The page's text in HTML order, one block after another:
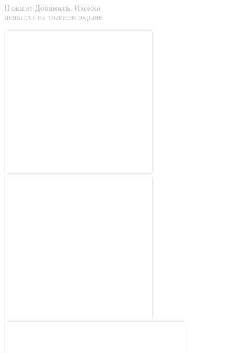
Нажиме Добавить. Иконка
появится на главном экране